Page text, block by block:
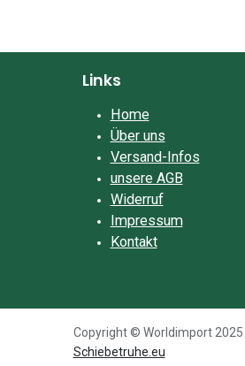
Links
Home
Über uns
Versand-Infos
unsere AGB
Widerruf
Impressum​
Kontakt
Copyright © Worldimport 2025
Schiebetruhe.eu